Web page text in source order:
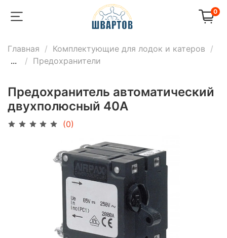
0
Главная
Комплектующие для лодок и катеров
...
Предохранители
Предохранитель автоматический
двухполюсный 40А
(0)